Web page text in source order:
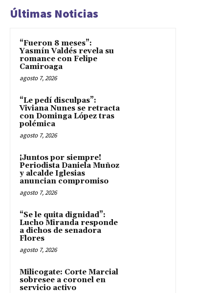
Últimas Noticias
“Fueron 8 meses”:
Yasmín Valdés revela su
romance con Felipe
Camiroaga
agosto 7, 2026
“Le pedí disculpas”:
Viviana Nunes se retracta
con Dominga López tras
polémica
agosto 7, 2026
¡Juntos por siempre!
Periodista Daniela Muñoz
y alcalde Iglesias
anuncian compromiso
agosto 7, 2026
“Se le quita dignidad”:
Lucho Miranda responde
a dichos de senadora
Flores
agosto 7, 2026
Milicogate: Corte Marcial
sobresee a coronel en
servicio activo